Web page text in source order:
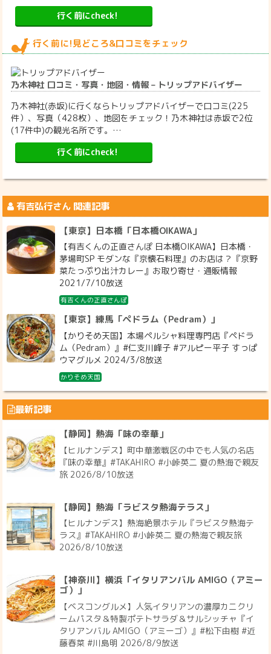
行く前にcheck!
行く前に!見どころ&口コミをチェック
乃木神社 口コミ・写真・地図・情報 – トリップアドバイザー
乃木神社(赤坂)に行くならトリップアドバイザーで口コミ(225
件）、写真（428枚）、地図をチェック！乃木神社は赤坂で2位
(17件中)の観光名所です。…
行く前にcheck!
有吉弘行さん 関連記事
【東京】日本橋「日本橋OIKAWA」
【有吉くんの正直さんぽ 日本橋OIKAWA】日本橋・
茅場町SP モダンな『京懐石料理』のお店は？『京野
菜たっぷり出汁カレー』お取り寄せ・通販情報
2021/7/10放送
有吉くんの正直さんぽ
【東京】練馬「ペドラム（Pedram）」
【かりそめ天国】本場ペルシャ料理専門店『ペドラ
ム（Pedram）』#仁支川峰子 #アルピー平子 すっぱ
ウマグルメ 2024/3/8放送
かりそめ天国
最新記事
【静岡】熱海「味の幸華」
【ヒルナンデス】町中華激戦区の中でも人気の名店
『味の幸華』#TAKAHIRO #小峠英二 夏の熱海で親友
旅 2026/8/10放送
【静岡】熱海「ラビスタ熱海テラス」
【ヒルナンデス】熱海絶景ホテル『ラビスタ熱海テ
ラス』#TAKAHIRO #小峠英二 夏の熱海で親友旅
2026/8/10放送
【神奈川】横浜「イタリアンバル AMIGO（アミー
ゴ）」
【ベスコングルメ】人気イタリアンの濃厚カニクリ
ームパスタ＆特製ポテトサラダ＆サルシッチャ『イ
タリアンバル AMIGO（アミーゴ）』#松下由樹 #近
藤春菜 #川島明 2026/8/9放送